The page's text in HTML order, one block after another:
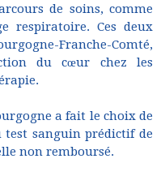
de soins, comme
respiratoire. Ces deux
Franche-Comté,
du cœur chez les
a fait le choix de
test sanguin prédictif de
non remboursé.